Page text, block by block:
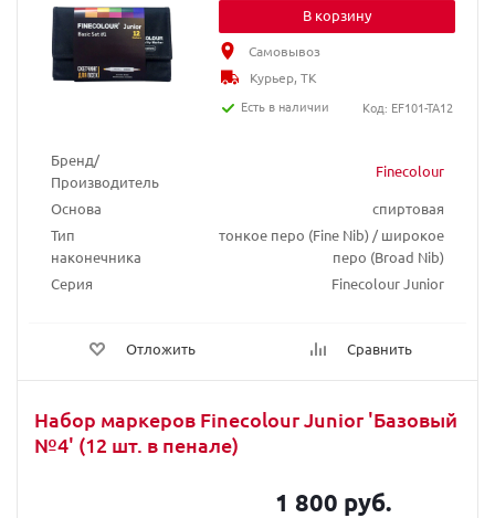
Бренд/
Производитель
Finecolour
Основа
спиртовая
Тип
наконечника
тонкое перо (Fine Nib) / широкое
перо (Broad Nib)
Серия
Finecolour Junior
Отложить Сравнить
В корзину
Самовывоз
Курьер, ТК
Есть в наличии
Код: EF101-TA12
Набор маркеров Finecolour Junior 'Базовый
№4' (12 шт. в пенале)
1 800 руб.